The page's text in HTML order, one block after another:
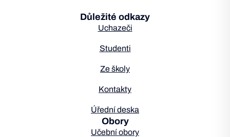
Důležité odkazy
Uchazeči
Studenti
Ze školy
Kontakty
Úřední deska
Obory
Učební obory